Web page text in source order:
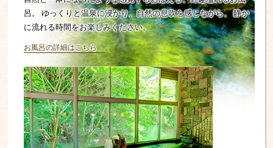
呂。
ゆっくりと温泉に浸かり、自然の息吹を感じながら、静か
に流れる時間をお楽しみください。
お風呂の詳細はこちら